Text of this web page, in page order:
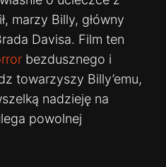
marzy Billy, główny
Davisa. Film ten
bezdusznego i
towarzyszy Billy’emu,
nadzieję na
powolnej